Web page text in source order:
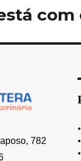
com
782